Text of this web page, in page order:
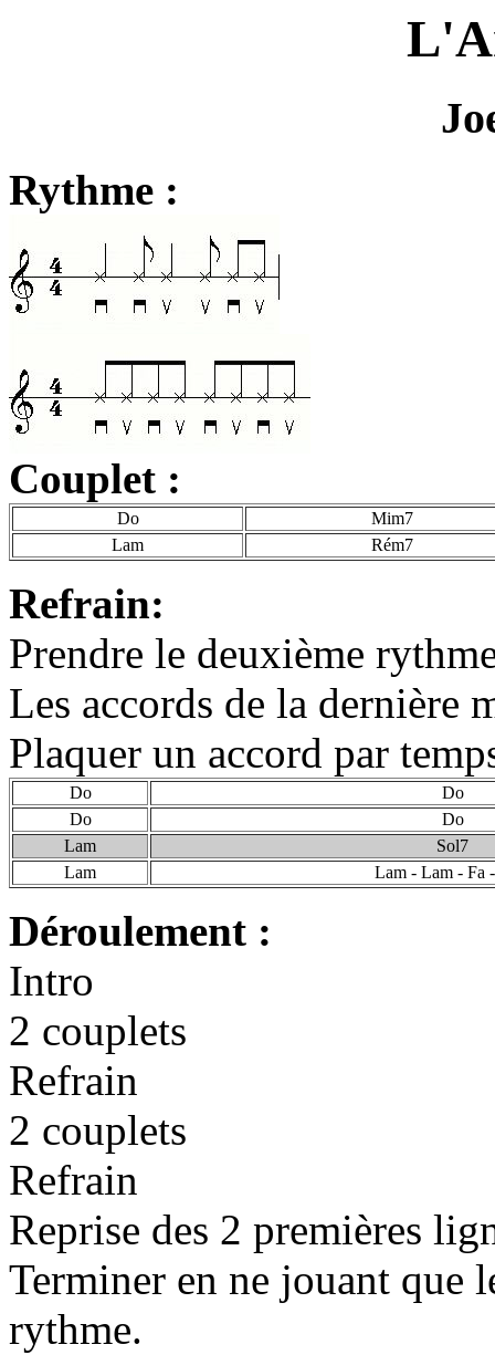
Rythme :
Couplet :
Do
Mim7
Lam
Rém7
Refrain:
Prendre le deuxième
Les accords de la dernière
Plaquer un accord par
Do
Do
Do
Do
Lam
Sol7
Lam
Lam - Lam - Fa
Déroulement :
Intro
2 couplets
Refrain
2 couplets
Refrain
Reprise des 2 premières
Terminer en ne jouant que
rythme.